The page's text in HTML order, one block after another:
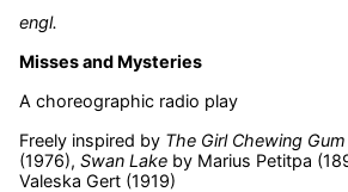
engl.
Misses and Mysteries
A choreographic radio play
Freely inspired by The Girl Chewing Gum
(1976), Swan Lake by Marius Petitpa
Valeska Gert (1919)